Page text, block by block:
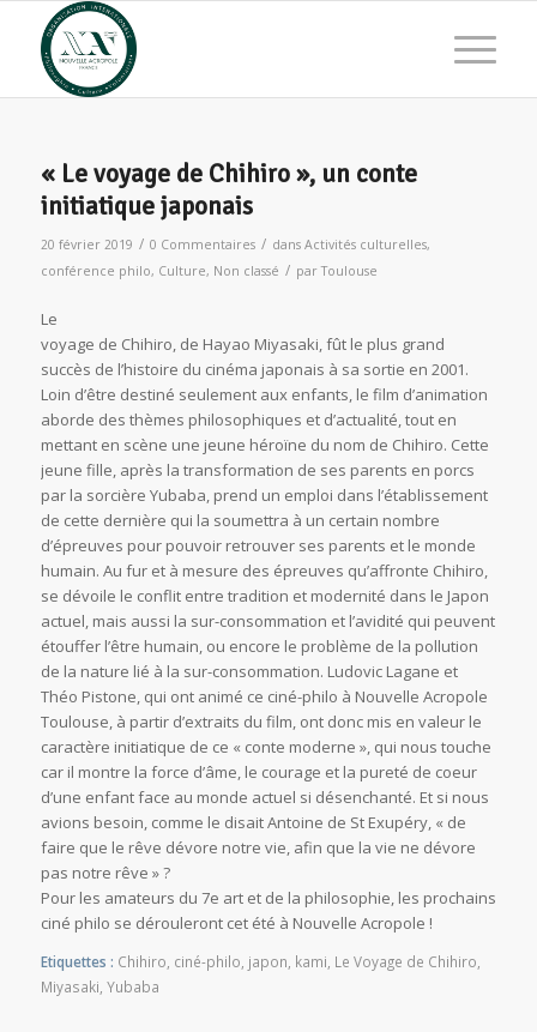
« Le voyage de Chihiro », un conte
initiatique japonais
20 février 2019 / 0 Commentaires / dans Activités culturelles,
conférence philo, Culture, Non classé / parToulouse
Le
voyage de Chihiro, de Hayao Miyasaki, fût le plus grand
succès de l’histoire du cinéma japonais à sa sortie en 2001.
Loin d’être destiné seulement aux enfants, le film d’animation
aborde des thèmes philosophiques et d’actualité, tout en
mettant en scène une jeune héroïne du nom de Chihiro. Cette
jeune fille, après la transformation de ses parents en porcs
par la sorcière Yubaba, prend un emploi dans l’établissement
de cette dernière qui la soumettra à un certain nombre
d’épreuves pour pouvoir retrouver ses parents et le monde
humain. Au fur et à mesure des épreuves qu’affronte Chihiro,
se dévoile le conflit entre tradition et modernité dans le Japon
actuel, mais aussi la sur-consommation et l’avidité qui peuvent
étouffer l’être humain, ou encore le problème de la pollution
de la nature lié à la sur-consommation. Ludovic Lagane et
Théo Pistone, qui ont animé ce ciné-philo à Nouvelle Acropole
Toulouse, à partir d’extraits du film, ont donc mis en valeur le
caractère initiatique de ce « conte moderne », qui nous touche
car il montre la force d’âme, le courage et la pureté de coeur
d’une enfant face au monde actuel si désenchanté. Et si nous
avions besoin, comme le disait Antoine de St Exupéry, « de
faire que le rêve dévore notre vie, afin que la vie ne dévore
pas notre rêve » ?
Pour les amateurs du 7e art et de la philosophie, les prochains
ciné philo se dérouleront cet été à Nouvelle Acropole !
Etiquettes : Chihiro ciné-philo japon kami Le Voyage de Chihiro
Miyasaki Yubaba